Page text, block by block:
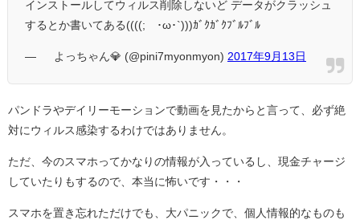
インストールしてウィルス削除しないど データがクラッシュ
するとか書いてある((((;´･ω･`)))ｶﾞｸｶﾞｸﾌﾞﾙﾌﾞﾙ
— ∞ よっちゃん💎 (@pini7myonmyon) 2017年9月13日
パンドラやデイリーモーションで動画を見たからと言って、必ず絶
対にウィルス感染するわけではありません。
ただ、今のスマホってかなりの情報が入っているし、現金チャージ
していたりもするので、本当に怖いです・・・
スマホを置き忘れただけでも、大パニックで、個人情報的なものも